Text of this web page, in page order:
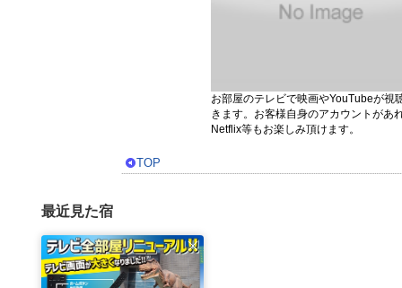
お部屋のテレビで映画やYouTubeが視
きます。お客様自身のアカウントがあ
Netflix等もお楽しみ頂けます。
TOP
最近見た宿